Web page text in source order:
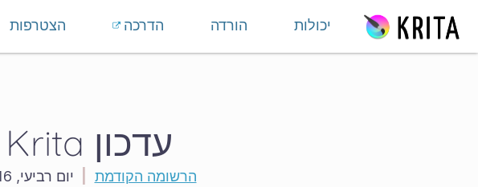
יכולות
הורדה הדרכה הצטרפות
עדכון Krita חודשי - מהדורה 28
הרשומה הקודמת יום רביעי, 16 ביולי 2025